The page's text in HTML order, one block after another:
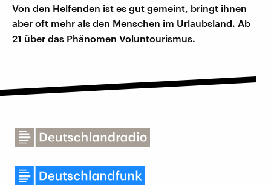
Von den Helfenden ist es gut gemeint, bringt ihnen
aber oft mehr als den Menschen im Urlaubsland. Ab
21 über das Phänomen Voluntourismus.